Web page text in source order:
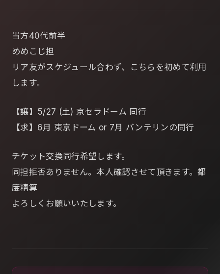
当方40代前半
めめこじ担
リア友がスケジュール合わず、こちらを初めて利用
します。
【譲】5/27 (土) 京セラドーム 同行
【求】6月 東京ドーム or 7月 バンテリンの同行
チケット交換同行希望します。
同担拒否ありません。本人確認させて頂きます。都
度精算
よろしくお願いいたします。